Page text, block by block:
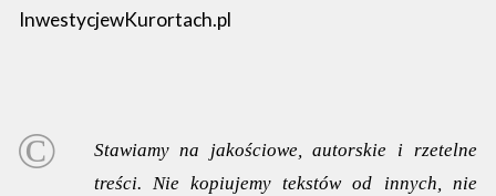
InwestycjewKurortach.pl
Stawiamy na jakościowe, autorskie i rzetelne
treści. Nie kopiujemy tekstów od innych, nie